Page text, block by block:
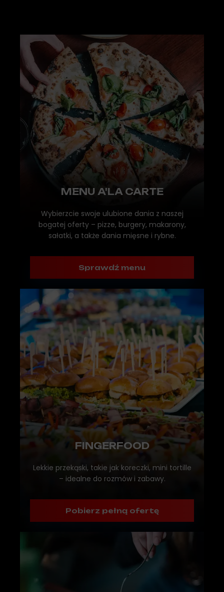
MENU A'LA CARTE
Wybierzcie swoje ulubione dania z naszej
bogatej oferty – pizze, burgery, makarony,
sałatki, a także dania mięsne i rybne.
Sprawdź menu
FINGERFOOD
Lekkie przekąski, takie jak koreczki, mini tortille
– idealne do rozmów i zabawy.
Pobierz pełną ofertę